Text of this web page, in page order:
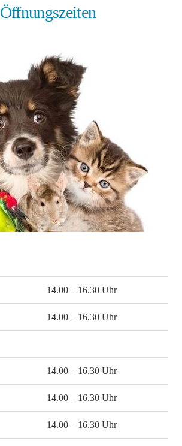
Öffnungszeiten
14.00 – 16.30 Uhr
14.00 – 16.30 Uhr
14.00 – 16.30 Uhr
14.00 – 16.30 Uhr
14.00 – 16.30 Uhr